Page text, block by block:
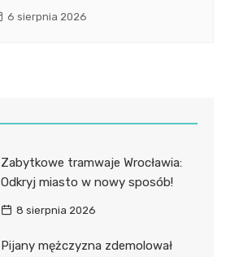
6 sierpnia 2026
Zabytkowe tramwaje Wrocławia:
Odkryj miasto w nowy sposób!
8 sierpnia 2026
Pijany mężczyzna zdemolował